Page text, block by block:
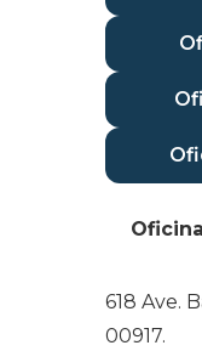
618 Ave.
00917.